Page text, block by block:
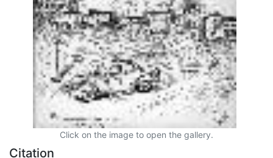
Click on the image to open the gallery.
Citation